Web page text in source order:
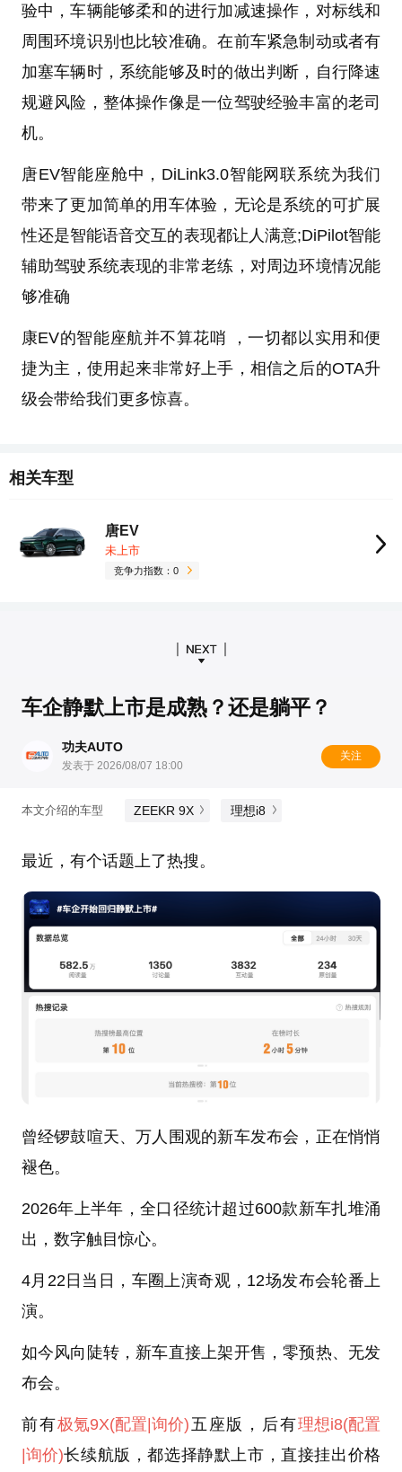
验中，车辆能够柔和的进行加减速操作，对标线和
周围环境识别也比较准确。在前车紧急制动或者有
加塞车辆时，系统能够及时的做出判断，自行降速
规避风险，整体操作像是一位驾驶经验丰富的老司
机。
唐EV智能座舱中，DiLink3.0智能网联系统为我们
带来了更加简单的用车体验，无论是系统的可扩展
性还是智能语音交互的表现都让人满意;DiPilot智能
辅助驾驶系统表现的非常老练，对周边环境情况能
够准确
康EV的智能座航并不算花哨 ，一切都以实用和便
捷为主，使用起来非常好上手，相信之后的OTA升
级会带给我们更多惊喜。
相关车型
唐EV
未上市
竞争力指数：0
车企静默上市是成熟？还是躺平？
功夫AUTO
发表于 2026/08/07 18:00
关注
本文介绍的车型 ZEEKR 9X 理想i8
最近，有个话题上了热搜。
曾经锣鼓喧天、万人围观的新车发布会，正在悄悄
褪色。
2026年上半年，全口径统计超过600款新车扎堆涌
出，数字触目惊心。
4月22日当日，车圈上演奇观，12场发布会轮番上
演。
如今风向陡转，新车直接上架开售，零预热、无发
布会。
前有极氪9X(配置|询价) 五座版，后有理想i8(配置
|询价)长续航版，都选择静默上市，直接挂出价格